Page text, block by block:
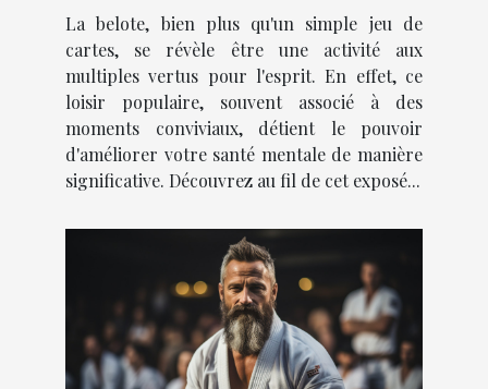
La belote, bien plus qu'un simple jeu de
cartes, se révèle être une activité aux
multiples vertus pour l'esprit. En effet, ce
loisir populaire, souvent associé à des
moments conviviaux, détient le pouvoir
d'améliorer votre santé mentale de manière
significative. Découvrez au fil de cet exposé...